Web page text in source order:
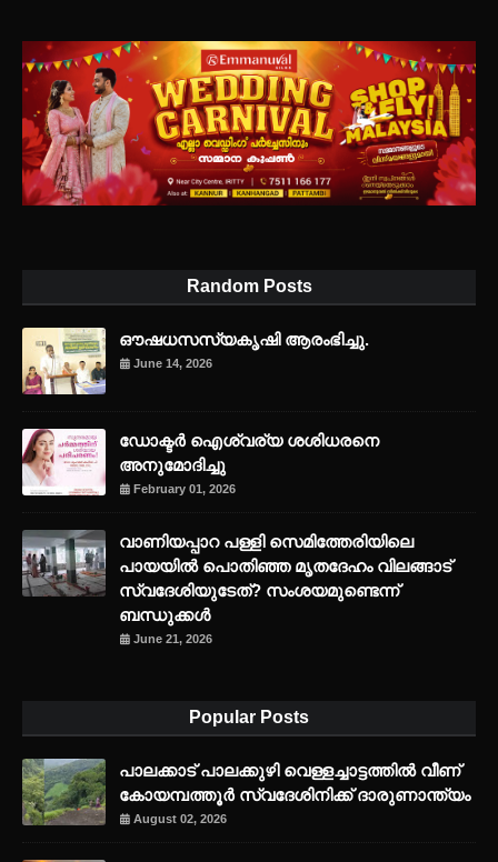
Random Posts
ഔഷധസസ്യകൃഷി ആരംഭിച്ചു.
June 14, 2026
ഡോക്ടർ ഐശ്വര്യ ശശിധരനെ
അനുമോദിച്ചു
February 01, 2026
വാണിയപ്പാറ പള്ളി സെമിത്തേരിയിലെ
പായയിൽ പൊതിഞ്ഞ മൃതദേഹം വിലങ്ങാട്
സ്വദേശിയുടേത്? സംശയമുണ്ടെന്ന്
ബന്ധുക്കൾ
June 21, 2026
Popular Posts
പാലക്കാട് പാലക്കുഴി വെള്ളച്ചാട്ടത്തില്‍ വീണ്
കോയമ്പത്തൂര്‍ സ്വദേശിനിക്ക് ദാരുണാന്ത്യം
August 02, 2026